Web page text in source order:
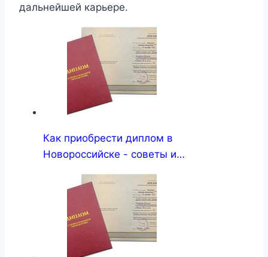
дальнейшей карьере.
Как приобрести диплом в
Новороссийске - советы и…